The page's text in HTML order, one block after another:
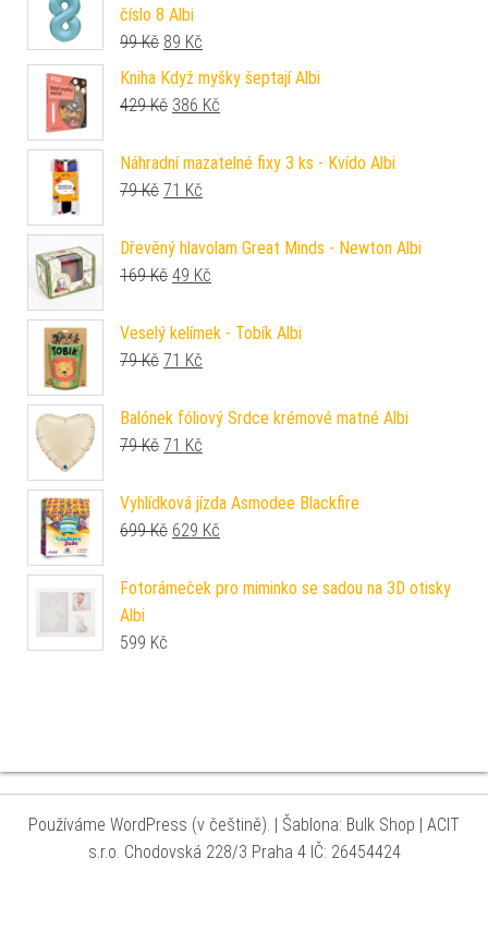
číslo 8 Albi
99Kč Původní cena byla: 99 Kč.
89 Kč
Kniha Když myšky šeptají Albi
429Kč Původní cena byla: 429 Kč.
386 Kč
Náhradní mazatelné fixy 3 ks - Kvído Albi
79Kč Původní cena byla: 79 Kč.
71 Kč
Dřevěný hlavolam Great Minds - Newton Albi
169Kč Původní cena byla: 169 Kč.
49 Kč
Veselý kelímek - Tobík Albi
79Kč Původní cena byla: 79 Kč.
71 Kč
Balónek fóliový Srdce krémové matné Albi
79Kč Původní cena byla: 79 Kč.
71 Kč
Vyhlídková jízda Asmodee Blackfire
699Kč Původní cena byla: 699 Kč.
629 Kč
Fotorámeček pro miminko se sadou na 3D otisky
Albi
599 Kč
Používáme WordPress (v češtině). Šablona: Bulk Shop
| ACIT
s.r.o. Chodovská 228/3 Praha 4 IČ: 26454424